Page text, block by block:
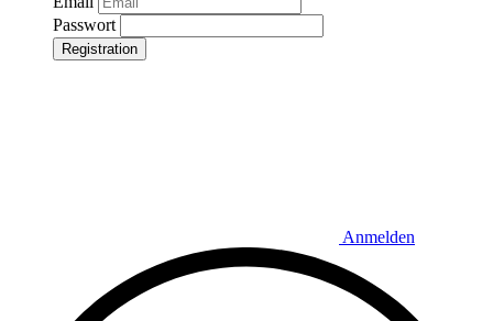
Passwort
Registration
Anmelden